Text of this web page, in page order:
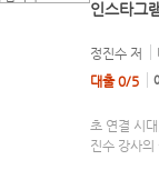
인스타그
정진수 저
대출 0/5
초 연결 시
진수 강사